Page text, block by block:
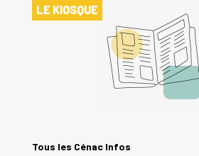
LE KIOSQUE
Tous les Cénac Infos